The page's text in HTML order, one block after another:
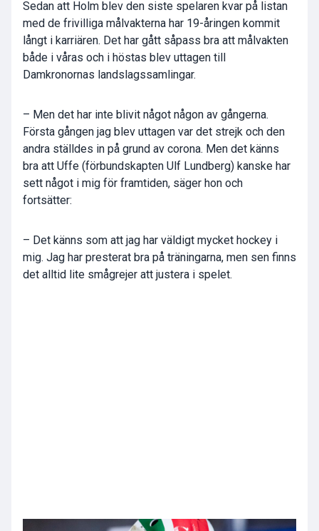
Sedan att Holm blev den siste spelaren kvar på listan
med de frivilliga målvakterna har 19-åringen kommit
långt i karriären. Det har gått såpass bra att målvakten
både i våras och i höstas blev uttagen till
Damkronornas landslagssamlingar.
– Men det har inte blivit något någon av gångerna.
Första gången jag blev uttagen var det strejk och den
andra ställdes in på grund av corona. Men det känns
bra att Uffe (förbundskapten Ulf Lundberg) kanske har
sett något i mig för framtiden, säger hon och
fortsätter:
– Det känns som att jag har väldigt mycket hockey i
mig. Jag har presterat bra på träningarna, men sen finns
det alltid lite smågrejer att justera i spelet.